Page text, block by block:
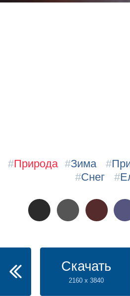
#Природа #Зима #
#Снег #
Скачать
2160 x 3840